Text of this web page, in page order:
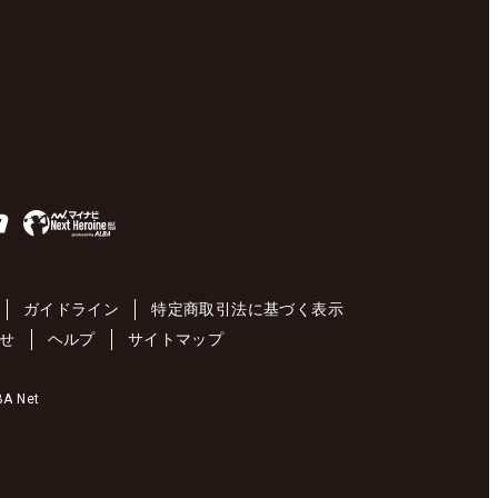
ガイドライン
特定商取引法に基づく表示
ヘルプ サイトマップ
Net